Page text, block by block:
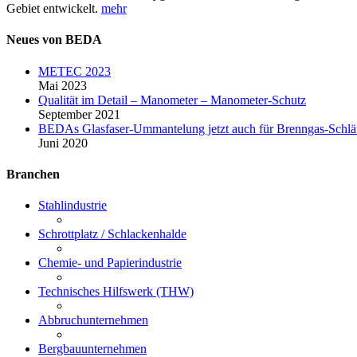
Gebiet entwickelt. mehr
Neues von BEDA
METEC 2023
Mai 2023
Qualität im Detail – Manometer – Manometer-Schutz
September 2021
BEDAs Glasfaser-Ummantelung jetzt auch für Brenngas-
Juni 2020
Branchen
Stahlindustrie
Schrottplatz / Schlackenhalde
Chemie- und Papierindustrie
Technisches Hilfswerk (THW)
Abbruchunternehmen
Bergbauunternehmen